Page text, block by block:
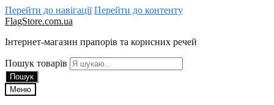
Перейти до навігації Перейти до контенту
FlagStore.com.ua
Інтернет-магазин прапорів та корисних речей
Пошук товарів
Пошук
Меню